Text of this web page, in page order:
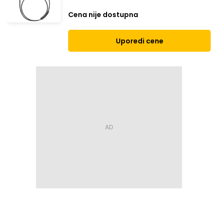
Cena nije dostupna
Uporedi cene